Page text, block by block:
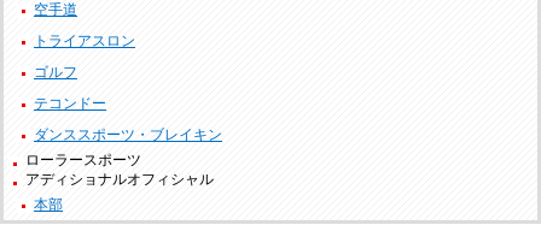
空手道
トライアスロン
ゴルフ
テコンドー
ダンススポーツ・ブレイキン
ローラースポーツ
アディショナルオフィシャル
本部